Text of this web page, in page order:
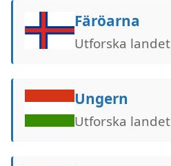
Färöarna
Utforska landet
Ungern
Utforska landet